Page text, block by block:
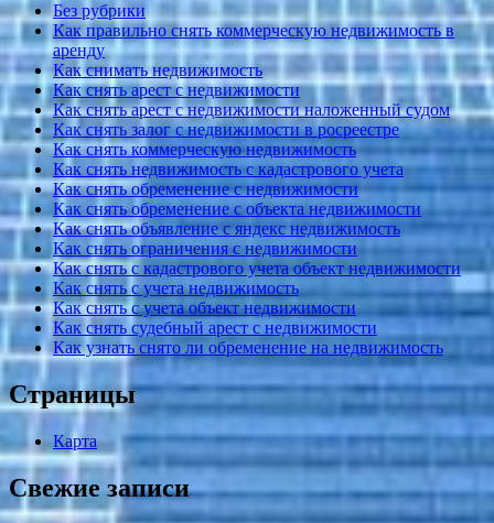
Без рубрики
Как правильно снять коммерческую недвижимость в
аренду
Как снимать недвижимость
Как снять арест с недвижимости
Как снять арест с недвижимости наложенный судом
Как снять залог с недвижимости в росреестре
Как снять коммерческую недвижимость
Как снять недвижимость с кадастрового учета
Как снять обременение с недвижимости
Как снять обременение с объекта недвижимости
Как снять объявление с яндекс недвижимость
Как снять ограничения с недвижимости
Как снять с кадастрового учета объект недвижимости
Как снять с учета недвижимость
Как снять с учета объект недвижимости
Как снять судебный арест с недвижимости
Как узнать снято ли обременение на недвижимость
Страницы
Карта
Свежие записи